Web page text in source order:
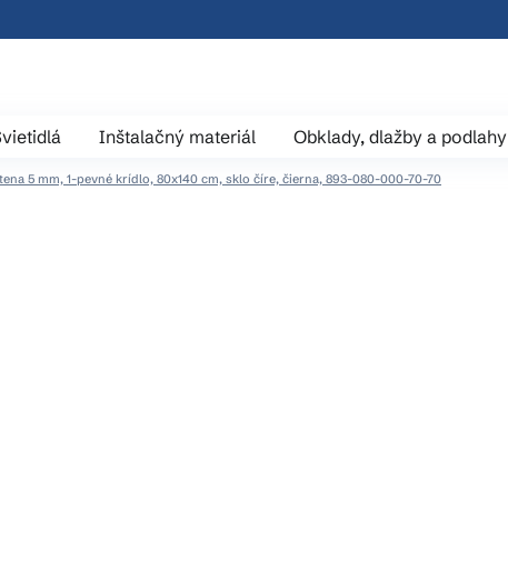
Inštalačný materiál Obklady, dlažby a podlahy
5 mm, 1-pevné krídlo, 80x140 cm, sklo číre, čierna, 893-080-000-70-70